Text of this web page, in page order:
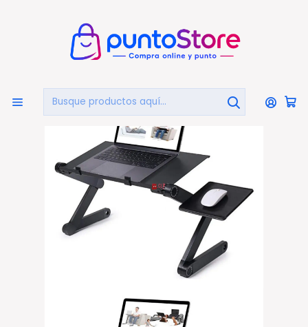
Inicio COMPUTACIÓN Bases Notebook
Mesa Notebook Ajustable Ventilador Y Soporte Mouse -
Ps